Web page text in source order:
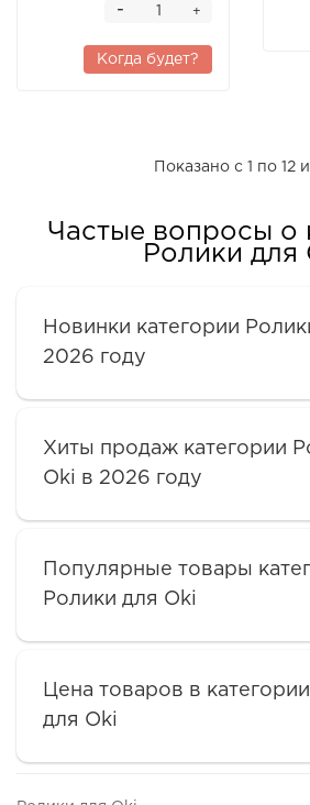
+
-
Когда будет?
Показано с 1 по 12
Частые вопросы о
Ролики для
Новинки категории
2026 году
Хиты продаж категории
Oki в 2026 году
Популярные товары
Ролики для Oki
Цена товаров в
для Oki